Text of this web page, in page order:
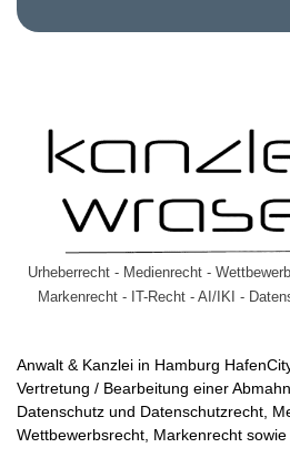
Urheberrecht - Medienrecht -
Markenrecht - IT-Recht - AI/IKI -
Anwalt & Kanzlei in Hamburg
Vertretung / Bearbeitung einer
Datenschutz und Datenschutzrecht,
Wettbewerbsrecht, Markenrecht sowie